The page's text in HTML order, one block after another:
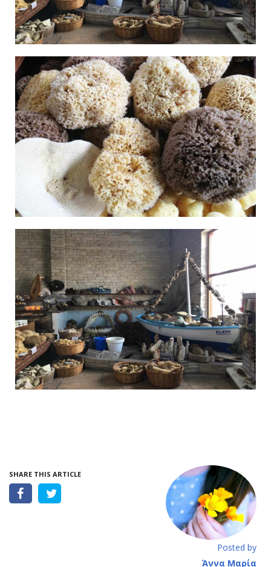
SHARE THIS ARTICLE
Posted by
Άννα Μαρία